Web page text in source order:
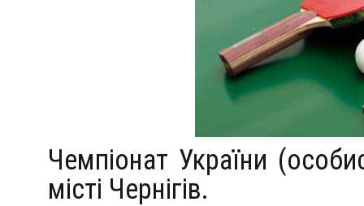
Чемпіонат України
місті Чернігів.